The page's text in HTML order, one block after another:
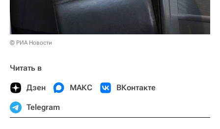
© РИА Новости
Читать в
Дзен МАКС ВКонтакте
Telegram